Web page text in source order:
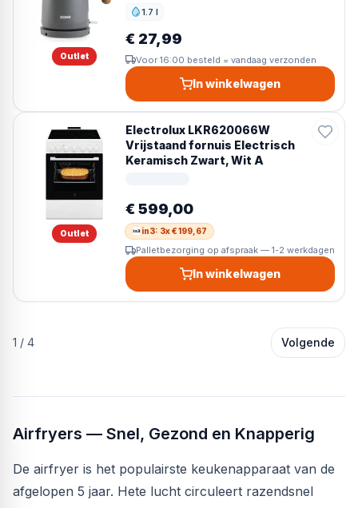
Outlet
1.7 l
Inhoud
€ 27,99
Voor 16:00 besteld = vandaag verzonden
In winkelwagen
Outlet
Electrolux LKR620066W
Vrijstaand fornuis Electrisch
Keramisch Zwart, Wit A
€ 599,00
in3: 3x € 199,67
Palletbezorging op afspraak — 1-2 werkdagen
In winkelwagen
1 / 4 Volgende
Airfryers — Snel, Gezond en Knapperig
De airfryer is het populairste keukenapparaat van de
afgelopen 5 jaar. Hete lucht circuleert razendsnel